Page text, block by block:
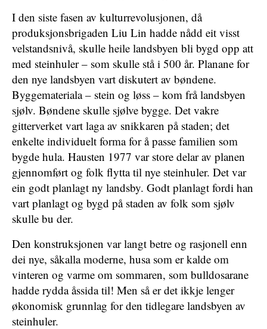
I den siste fasen av kulturrevolusjonen, då
produksjonsbrigaden Liu Lin hadde nådd eit visst
velstandsnivå, skulle heile landsbyen bli bygd opp att
med steinhuler – som skulle stå i 500 år. Planane for
den nye landsbyen vart diskutert av bøndene.
Byggemateriala – stein og løss – kom frå landsbyen
sjølv. Bøndene skulle sjølve bygge. Det vakre
gitterverket vart laga av snikkaren på staden; det
enkelte individuelt forma for å passe familien som
bygde hula. Hausten 1977 var store delar av planen
gjennomført og folk flytta til nye steinhuler. Det var
ein godt planlagt ny landsby. Godt planlagt fordi han
vart planlagt og bygd på staden av folk som sjølv
skulle bu der.
Den konstruksjonen var langt betre og rasjonell enn
dei nye, såkalla moderne, husa som er kalde om
vinteren og varme om sommaren, som bulldosarane
hadde rydda åssida til! Men så er det ikkje lenger
økonomisk grunnlag for den tidlegare landsbyen av
steinhuler.